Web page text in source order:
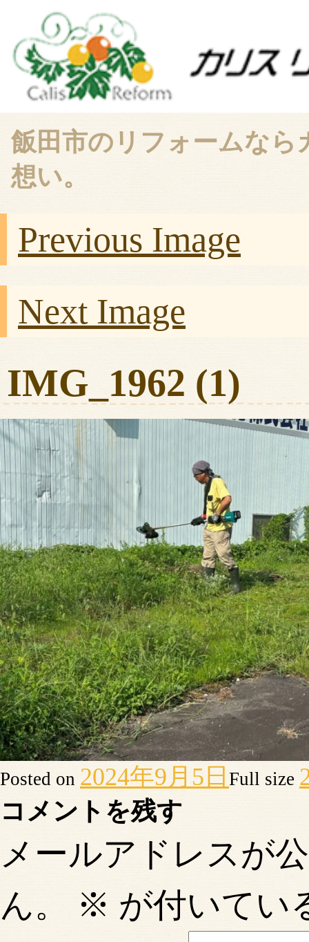
飯田市のリフォームな
想い。
Previous Image
Next Image
IMG_1962 (1)
Posted on 2024年9月5日 Full size
コメントを残す
メールアドレスが
ん。
※ が付いてい